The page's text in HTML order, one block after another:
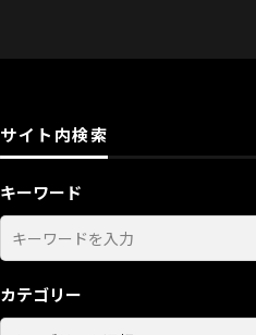
サイト内検索
キーワード
カテゴリー